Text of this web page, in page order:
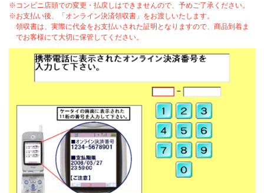
※コンビニ店頭での変更・払戻しはできませんので、予めご了承ください。
※お支払い後、「オンライン決済領収書」をお渡しいたします。
領収書は、実際に代金をお支払いされた証明となりますので、商品到着ま
でお客様にて大切に保管してください。